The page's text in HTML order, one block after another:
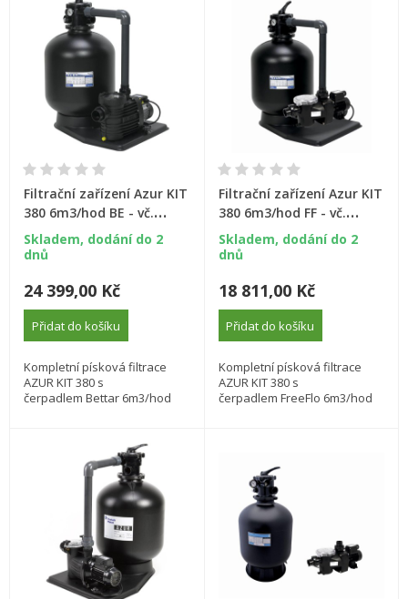
Filtrační zařízení Azur KIT
380 6m3/hod BE - vč.
propojovacího potrubí
Skladem, dodání do 2
dnů
24 399,00 Kč
Přidat do košíku
Kompletní písková filtrace
AZUR KIT 380 s
čerpadlem Bettar 6m3/hod
Filtrační zařízení Azur KIT
380 6m3/hod FF - vč.
propojovacího potrubí
Skladem, dodání do 2
dnů
18 811,00 Kč
Přidat do košíku
Kompletní písková filtrace
AZUR KIT 380 s
čerpadlem FreeFlo 6m3/hod